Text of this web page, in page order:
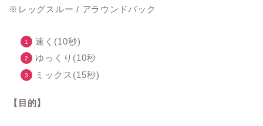
※レッグスルー / アラウンドバック
速く(10秒)
ゆっくり(10秒
ミックス(15秒)
【目的】